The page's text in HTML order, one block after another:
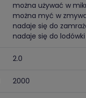
można używać w
można myć w
nadaje się do
nadaje się do lodówki
2.0
2000